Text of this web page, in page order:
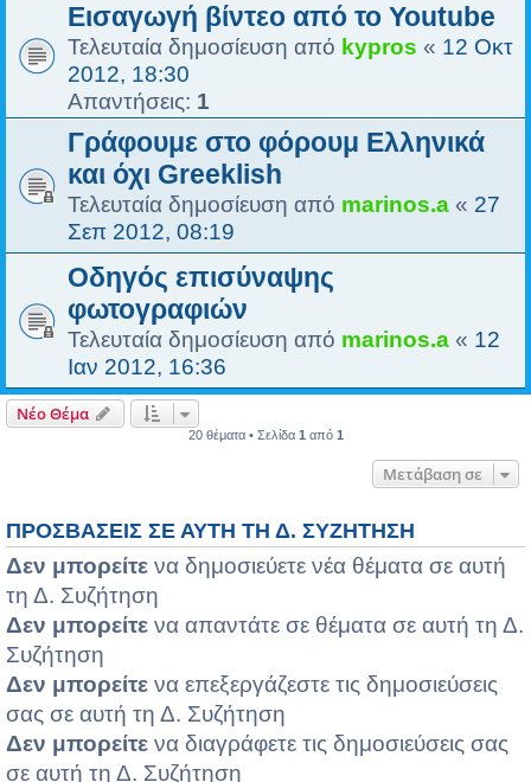
Εισαγωγή βίντεο από το Youtube
Τελευταία δημοσίευση από kypros « 12 Οκτ
2012, 18:30
Απαντήσεις: 1
Γράφουμε στο φόρουμ Ελληνικά
και όχι Greeklish
Τελευταία δημοσίευση από marinos.a « 27
Σεπ 2012, 08:19
Οδηγός επισύναψης
φωτογραφιών
Τελευταία δημοσίευση από marinos.a « 12
Ιαν 2012, 16:36
Νέο Θέμα
20 θέματα • Σελίδα 1 από 1
Μετάβαση σε
ΠΡΟΣΒΆΣΕΙΣ ΣΕ ΑΥΤΉ ΤΗ Δ. ΣΥΖΉΤΗΣΗ
Δεν μπορείτε να δημοσιεύετε νέα θέματα σε αυτή
τη Δ. Συζήτηση
Δεν μπορείτε να απαντάτε σε θέματα σε αυτή τη Δ.
Συζήτηση
Δεν μπορείτε να επεξεργάζεστε τις δημοσιεύσεις
σας σε αυτή τη Δ. Συζήτηση
Δεν μπορείτε να διαγράφετε τις δημοσιεύσεις σας
σε αυτή τη Δ. Συζήτηση